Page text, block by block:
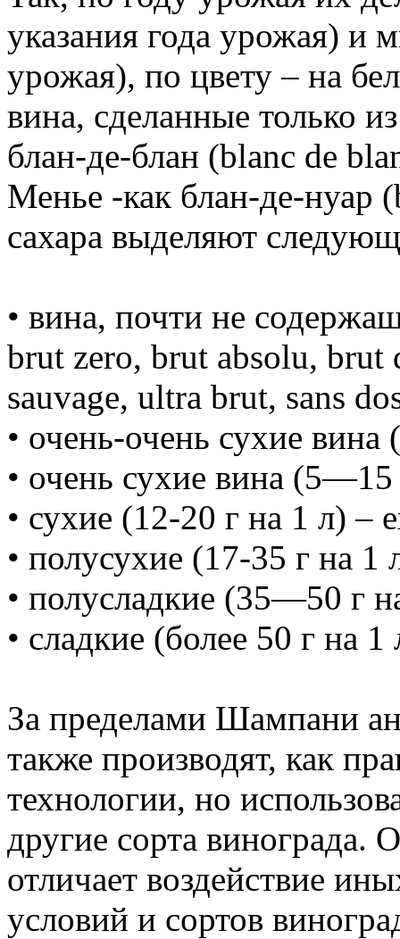
указания года урожая) и
урожая), по цвету – на
вина, сделанные только
блан-де-блан (blanc de
Менье -как блан-де-нуар
сахара выделяют
• вина, почти не
brut zero, brut absolu, brut
sauvage, ultra brut, sans
• очень-очень сухие
• очень сухие вина
• сухие (12-20 г на 1 л) –
• полусухие (17-35 г на
• полусладкие (35—50 г
• сладкие (более 50 г на
За пределами Шампани
также производят, как
технологии, но
другие сорта винограда.
отличает воздействие
условий и сортов